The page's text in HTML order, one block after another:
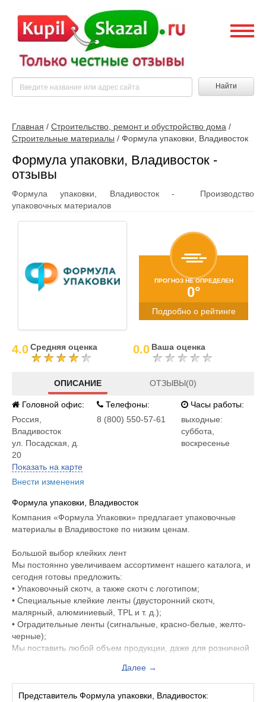
Найти
Главная / Строительство, ремонт и обустройство дома /
Строительные материалы / Формула упаковки, Владивосток
Формула упаковки, Владивосток -
отзывы
Формула упаковки, Владивосток - Производство
упаковочных материалов
ПРОГНОЗ НЕ ОПРЕДЕЛЕН
0°
Подробно о рейтинге
4.0Средняя оценка 0.0 Ваша оценка
ОПИСАНИЕ ОТЗЫВЫ(0)
Головной офис:
Россия
Владивосток
ул. Посадская, д.
20
Показать на карте
Внести изменения
Телефоны:
8 (800) 550-57-61
Часы работы:
выходные:
суббота,
воскресенье
Формула упаковки, Владивосток
Компания «Формула Упаковки» предлагает упаковочные
материалы в Владивостоке по низким ценам.
Большой выбор клейких лент
Мы постоянно увеличиваем ассортимент нашего каталога, и
сегодня готовы предложить:
• Упаковочный скотч, а также скотч с логотипом;
• Специальные клейкие ленты (двусторонний скотч,
малярный, алюминиевый, TPL и т. д.);
• Оградительные ленты (сигнальные, красно-белые, желто-
черные);
Мы поставить любой объем продукции, даже для розничной
Быстрая доставка
Далее →
Представитель Формула упаковки, Владивосток: